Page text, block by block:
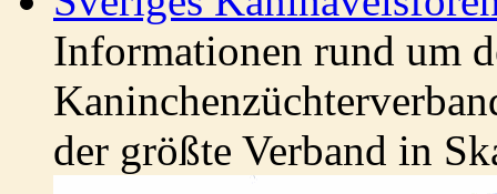
Informationen rund um
der größte Verband in